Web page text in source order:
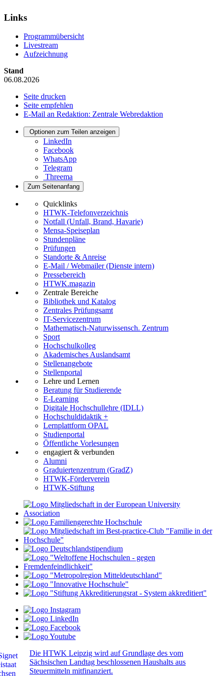
Links
Programmübersicht
Livestream
Aufzeichnung
Stand
06.08.2026
Seite drucken
Seite empfehlen
E-Mail an Redaktion: Zentrale Webredaktion
Optionen zum Teilen anzeigen
LinkedIn
Facebook
WhatsApp
Telegram
Threema
Zum Seitenanfang
Quicklinks
HTWK-Telefonverzeichnis
Notfall (Unfall, Brand, Havarie)
Mensa-Speiseplan
Stundenpläne
Prüfungen
Standorte & Anreise
E-Mail / Webmailer (Dienste intern)
Pressebereich
HTWK.magazin
Zentrale Bereiche
Bibliothek und Katalog
Zentrales Prüfungsamt
IT-Servicezentrum
Mathematisch-Naturwissensch. Zentrum
Sport
Hochschulkolleg
Akademisches Auslandsamt
Stellenangebote
Stellenportal
Lehre und Lernen
Beratung für Studierende
E-Learning
Digitale Hochschullehre (IDLL)
Hochschuldidaktik +
Lernplattform OPAL
Studienportal
Öffentliche Vorlesungen
engagiert & verbunden
Alumni
Graduiertenzentrum (GradZ)
HTWK-Förderverein
HTWK-Stiftung
Die HTWK Leipzig wird auf Grundlage des vom
Sächsischen Landtag beschlossenen Haushalts aus
Steuermitteln mitfinanziert.